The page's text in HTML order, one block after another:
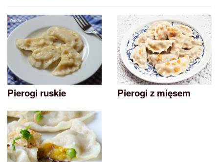
Pierogi ruskie Pierogi z mięsem